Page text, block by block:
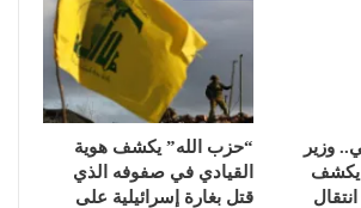
وزير
يكشف
“حزب الله” يكشف هوية
القيادي في صفوفه الذي
قتل بغارة إسرائيلية على